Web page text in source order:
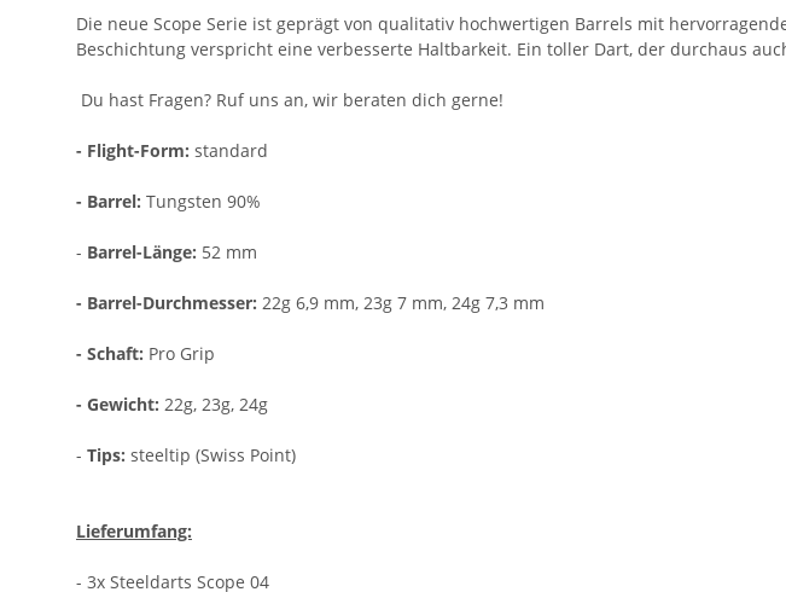
Die neue Scope Serie ist geprägt von qualitativ hochwertigen Barrels mit
Beschichtung verspricht eine verbesserte Haltbarkeit. Ein toller Dart, der durchaus
Du hast Fragen? Ruf uns an, wir beraten dich gerne!
- Flight-Form: standard
- Barrel: Tungsten 90%
- Barrel-Länge: 52 mm
- Barrel-Durchmesser: 22g 6,9 mm, 23g 7 mm, 24g 7,3 mm
- Schaft: Pro Grip
- Gewicht: 22g, 23g, 24g
- Tips: steeltip (Swiss Point)
Lieferumfang:
- 3x Steeldarts Scope 04